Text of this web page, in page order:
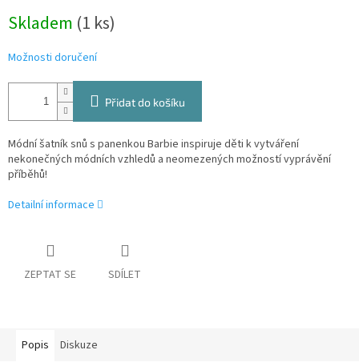
cena:
Skladem (1 ks)
Možnosti doručení
Přidat do košíku
Módní šatník snů s panenkou Barbie inspiruje děti k vytváření
nekonečných módních vzhledů a neomezených možností vyprávění
příběhů!
Detailní informace
ZEPTAT SE SDÍLET
Popis Diskuze